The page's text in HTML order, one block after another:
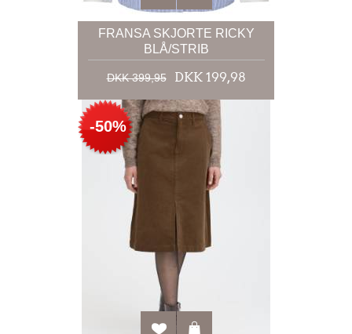
FRANSA SKJORTE RICKY
BLÅ/STRIB
DKK 399,95 DKK 199,98
-50%